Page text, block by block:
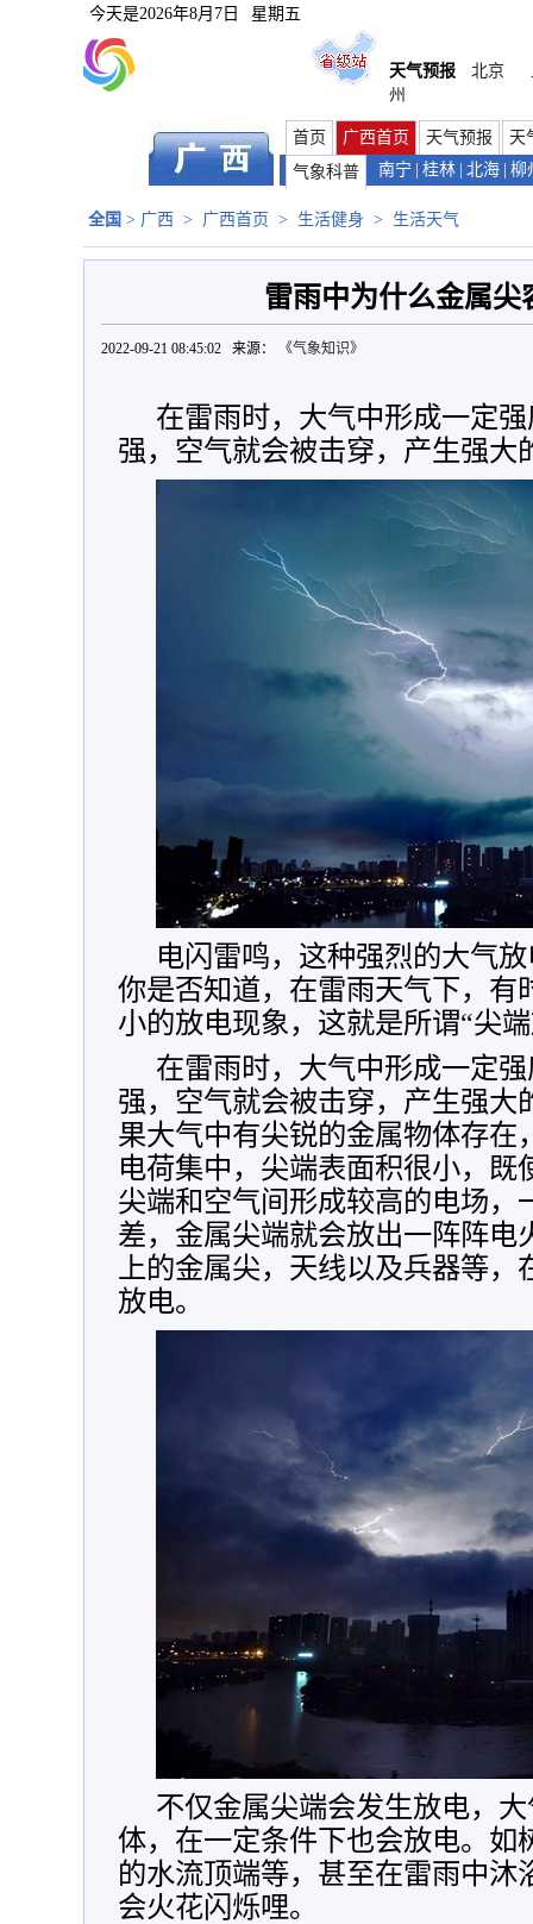
今天是2026年8月7日 星期五
天气预报 北京
州
首页 广西首页 天气预报
天
气象科普
南宁 桂林 北海 柳
全国 > 广西 > 广西首页 > 生活健身 > 生活天气
雷雨中为什么金属尖
2022-09-21 08:45:02 来源： 《气象知识》
在雷雨时，大气中形成一定
强，空气就会被击穿，产生强大
电闪雷鸣，这种强烈的大气
你是否知道，在雷雨天气下，有
小的放电现象，这就是所谓“尖
在雷雨时，大气中形成一定
强，空气就会被击穿，产生强大
果大气中有尖锐的金属物体存在
电荷集中，尖端表面积很小，既
尖端和空气间形成较高的电场，
差，金属尖端就会放出一阵阵电
上的金属尖，天线以及兵器等
放电。
不仅金属尖端会发生放电，
体，在一定条件下也会放电。如
的水流顶端等，甚至在雷雨中沐
会火花闪烁哩。